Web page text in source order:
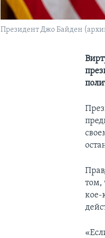
Президент Джо Байден
том,
кое-